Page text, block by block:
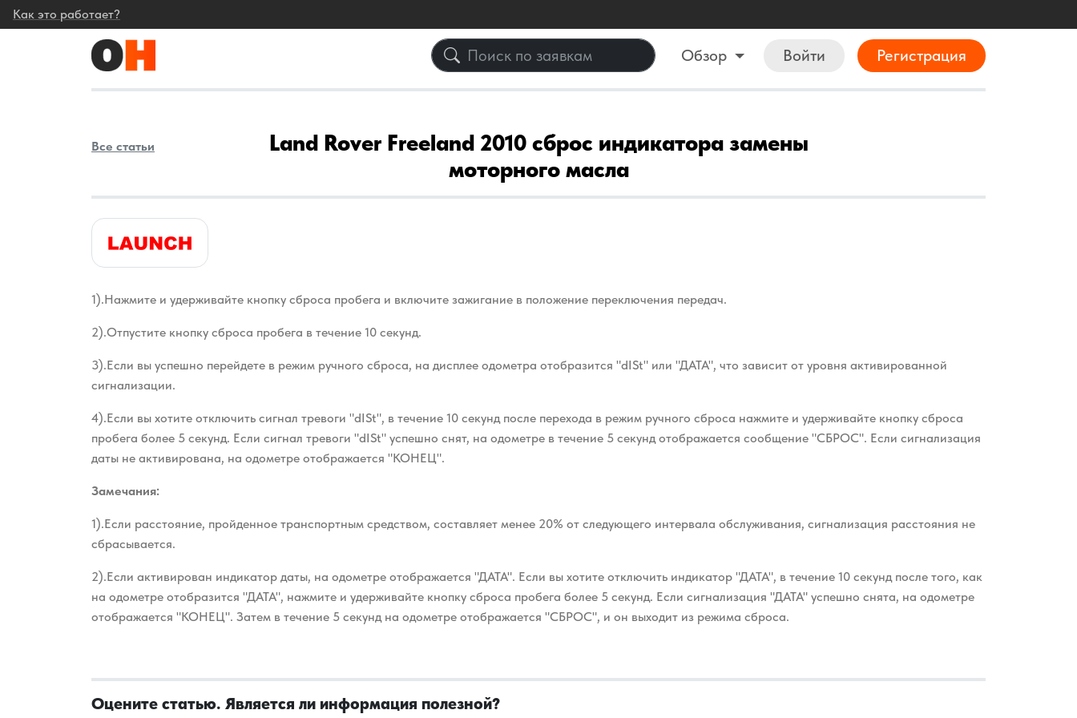
Как это работает?
Обзор Войти Регистрация
Все статьи
Land Rover Freeland 2010 cброс индикатора замены
моторного масла
1).Нажмите и удерживайте кнопку сброса пробега и включите зажигание в положение переключения передач.
2).Отпустите кнопку сброса пробега в течение 10 секунд.
3).Если вы успешно перейдете в режим ручного сброса, на дисплее одометра отобразится "dISt" или "ДАТА", что зависит от уровня активированной
сигнализации.
4).Если вы хотите отключить сигнал тревоги "dISt", в течение 10 секунд после перехода в режим ручного сброса нажмите и удерживайте кнопку сброса
пробега более 5 секунд. Если сигнал тревоги "dISt" успешно снят, на одометре в течение 5 секунд отображается сообщение "СБРОС". Если сигнализация
даты не активирована, на одометре отображается "КОНЕЦ".
Замечания:
1).Если расстояние, пройденное транспортным средством, составляет менее 20% от следующего интервала обслуживания, сигнализация расстояния не
сбрасывается.
2).Если активирован индикатор даты, на одометре отображается "ДАТА". Если вы хотите отключить индикатор "ДАТА", в течение 10 секунд после того, как
на одометре отобразится "ДАТА", нажмите и удерживайте кнопку сброса пробега более 5 секунд. Если сигнализация "ДАТА" успешно снята, на одометре
отображается "КОНЕЦ". Затем в течение 5 секунд на одометре отображается "СБРОС", и он выходит из режима сброса.
Оцените статью. Является ли информация полезной?